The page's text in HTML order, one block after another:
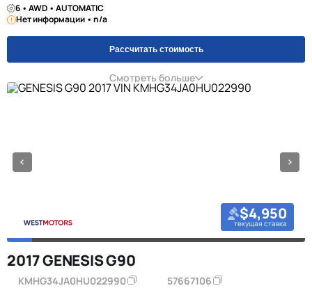
6 • AWD • AUTOMATIC
Нет информации • n/a
Рассчитать стоимость
Смотреть больше
$4,950
текущая ставка
2017 GENESIS G90
KMHG34JA0HU022990 57667106